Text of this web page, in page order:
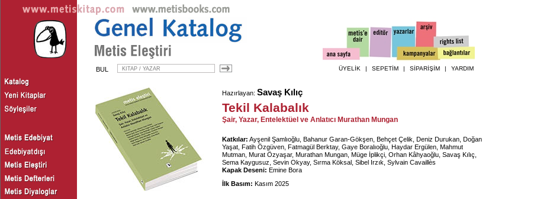
BUL ÜYELİK | SEPETİM | SİPARİŞİM | YARDIM
Hazırlayan: Savaş Kılıç
Tekil Kalabalık
Şair, Yazar, Entelektüel ve Anlatıcı Murathan Mungan
Katkılar: Ayşenil Şamlıoğlu, Bahanur Garan-Gökşen, Behçet Çelik, Deniz Durukan, Doğan
Yaşat, Fatih Özgüven, Fatmagül Berktay, Gaye Boralıoğlu, Haydar Ergülen, Mahmut
Mutman, Murat Özyaşar, Murathan Mungan, Müge İplikçi, Orhan Kâhyaoğlu, Savaş Kılıç,
Sema Kaygusuz, Sevin Okyay, Sırma Köksal, Sibel Irzık, Sylvain Cavaillès
Kapak Deseni: Emine Bora
İlk Basım: Kasım 2025